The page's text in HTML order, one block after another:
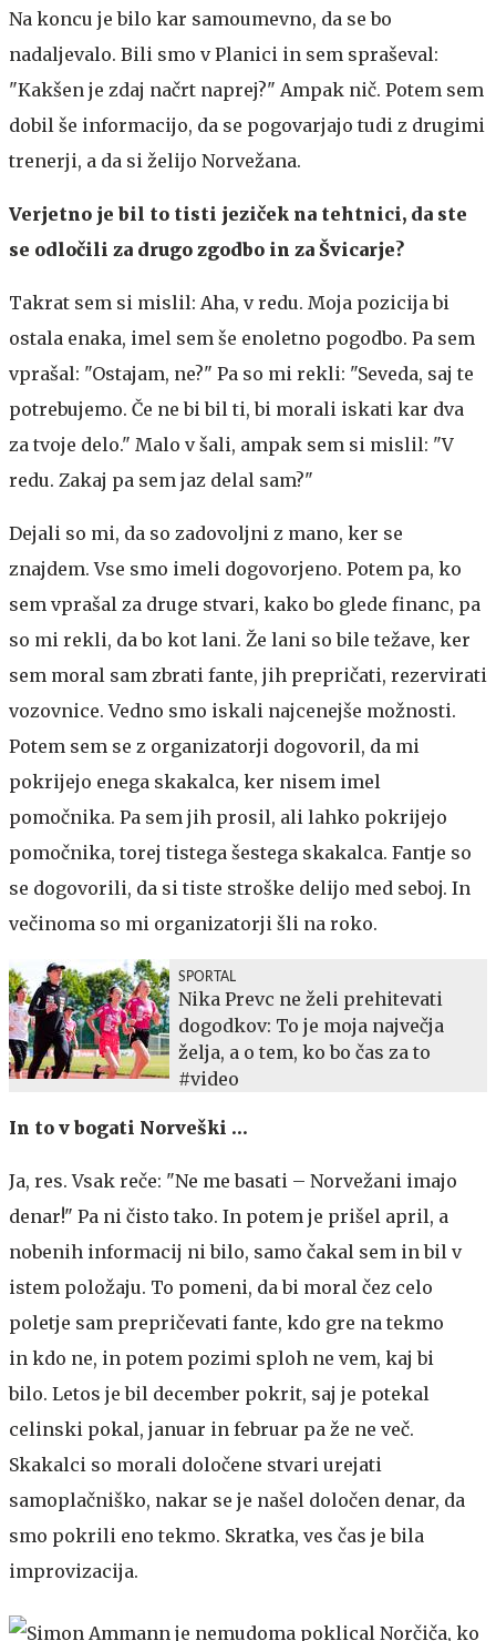
Na koncu je bilo kar samoumevno, da se bo
nadaljevalo. Bili smo v Planici in sem spraševal:
"Kakšen je zdaj načrt naprej?" Ampak nič. Potem sem
dobil še informacijo, da se pogovarjajo tudi z drugimi
trenerji, a da si želijo Norvežana.
Verjetno je bil to tisti jeziček na tehtnici, da ste
se odločili za drugo zgodbo in za Švicarje?
Takrat sem si mislil: Aha, v redu. Moja pozicija bi
ostala enaka, imel sem še enoletno pogodbo. Pa sem
vprašal: "Ostajam, ne?" Pa so mi rekli: "Seveda, saj te
potrebujemo. Če ne bi bil ti, bi morali iskati kar dva
za tvoje delo." Malo v šali, ampak sem si mislil: "V
redu. Zakaj pa sem jaz delal sam?"
Dejali so mi, da so zadovoljni z mano, ker se
znajdem. Vse smo imeli dogovorjeno. Potem pa, ko
sem vprašal za druge stvari, kako bo glede financ, pa
so mi rekli, da bo kot lani. Že lani so bile težave, ker
sem moral sam zbrati fante, jih prepričati, rezervirati
vozovnice. Vedno smo iskali najcenejše možnosti.
Potem sem se z organizatorji dogovoril, da mi
pokrijejo enega skakalca, ker nisem imel
pomočnika. Pa sem jih prosil, ali lahko pokrijejo
pomočnika, torej tistega šestega skakalca. Fantje so
se dogovorili, da si tiste stroške delijo med seboj. In
večinoma so mi organizatorji šli na roko.
SPORTAL
Nika Prevc ne želi prehitevati
dogodkov: To je moja največja
želja, a o tem, ko bo čas za to
#video
In to v bogati Norveški …
Ja, res. Vsak reče: "Ne me basati – Norvežani imajo
denar!" Pa ni čisto tako. In potem je prišel april, a
nobenih informacij ni bilo, samo čakal sem in bil v
istem položaju. To pomeni, da bi moral čez celo
poletje sam prepričevati fante, kdo gre na tekmo
in kdo ne, in potem pozimi sploh ne vem, kaj bi
bilo. Letos je bil december pokrit, saj je potekal
celinski pokal, januar in februar pa že ne več.
Skakalci so morali določene stvari urejati
samoplačniško, nakar se je našel določen denar, da
smo pokrili eno tekmo. Skratka, ves čas je bila
improvizacija.